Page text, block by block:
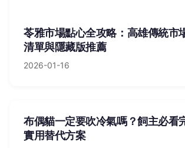
苓雅市場點心全攻略：高雄傳統市
清單與隱藏版推薦
2026-01-16
布偶貓一定要吹冷氣嗎？飼主必看
實用替代方案